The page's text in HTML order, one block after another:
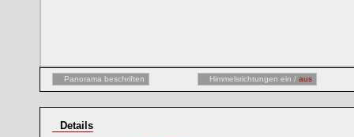
Panorama beschriften Himmelsrichtungen ein / aus
Details